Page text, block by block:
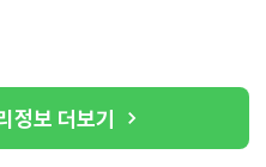
정보 더보기